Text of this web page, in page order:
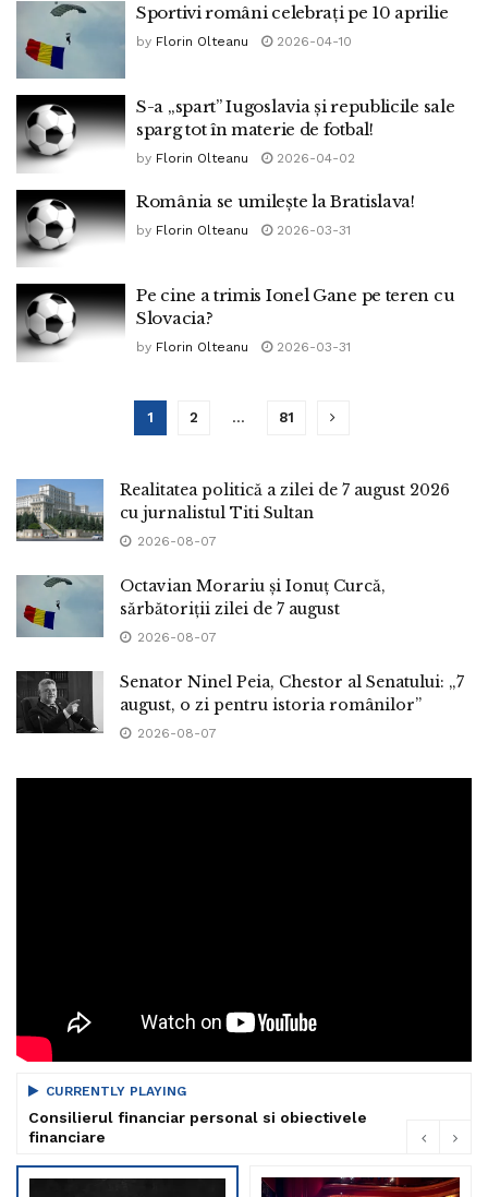
Sportivi români celebrați pe 10 aprilie
by Florin Olteanu 2026-04-10
S-a „spart” Iugoslavia și republicile sale
sparg tot în materie de fotbal!
by Florin Olteanu 2026-04-02
România se umilește la Bratislava!
by Florin Olteanu 2026-03-31
Pe cine a trimis Ionel Gane pe teren cu
Slovacia?
by Florin Olteanu 2026-03-31
1 2 … 81
Realitatea politică a zilei de 7 august 2026
cu jurnalistul Titi Sultan
2026-08-07
Octavian Morariu și Ionuț Curcă,
sărbătoriții zilei de 7 august
2026-08-07
Senator Ninel Peia, Chestor al Senatului: „7
august, o zi pentru istoria românilor”
2026-08-07
CURRENTLY PLAYING
Consilierul financiar personal si obiectivele
financiare